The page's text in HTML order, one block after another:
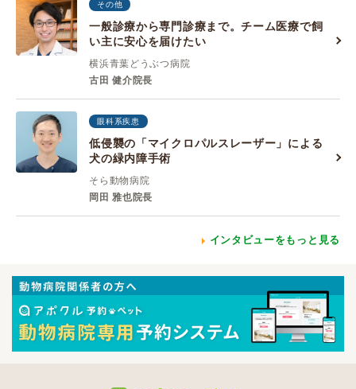
その他
一般診療から専門診療まで。チーム医療で飼
い主に安心を届けたい
横浜青葉どうぶつ病院
古田 健介院長
眼科系疾患
低侵襲の「マイクロパルスレーザー」による
犬の緑内障手術
そら動物病院
岡田 雅也院長
インタビューをもっと見る